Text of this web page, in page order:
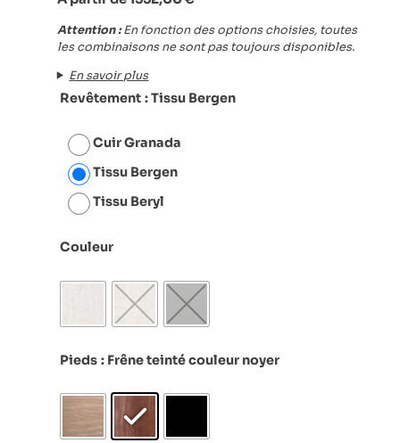
Attention :En fonction des options choisies, toutes
les combinaisons ne sont pas toujours disponibles.
En savoir plus
Revêtement : Tissu Bergen
Cuir Granada
Tissu Bergen
Tissu Beryl
Couleur
Pieds : Frêne teinté couleur noyer